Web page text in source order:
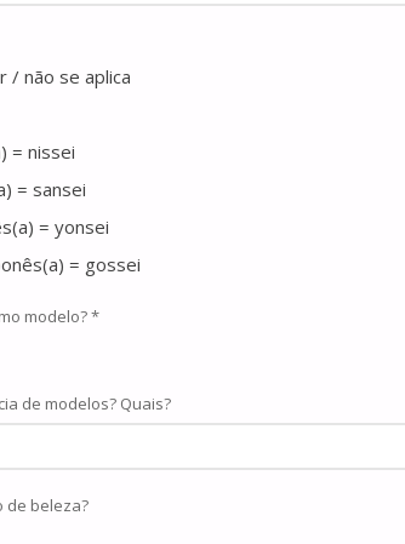
/ não se aplica
= nissei
= sansei
= yonsei
= gossei
modelo? *
de modelos? Quais?
de beleza?